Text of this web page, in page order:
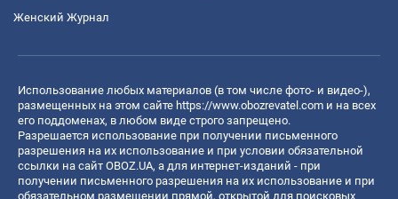
Женский Журнал
Использование любых материалов (в том числе фото- и видео-),
размещенных на этом сайте https://www.obozrevatel.com и на всех
его поддоменах, в любом виде строго запрещено.
Разрешается использование при получении письменного
разрешения на их использование и при условии обязательной
ссылки на сайт OBOZ.UA, а для интернет-изданий - при
получении письменного разрешения на их использование и при
обязательном размещении прямой, открытой для поисковых